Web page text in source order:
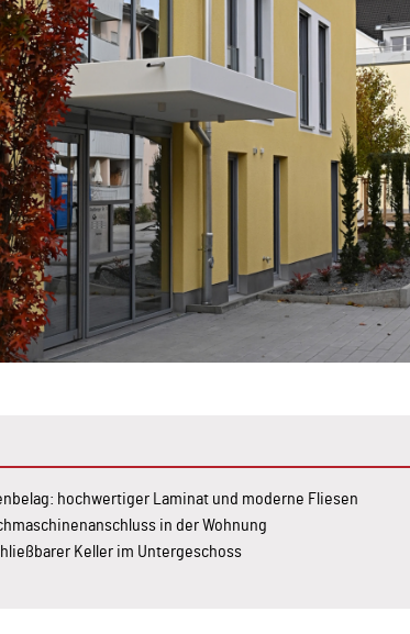
hochwertiger Laminat und moderne Fliesen
in der Wohnung
Keller im Untergeschoss